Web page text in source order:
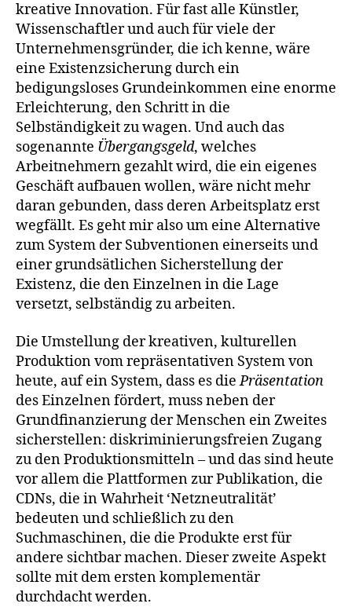
kreative Innovation. Für fast alle Künstler,
Wissenschaftler und auch für viele der
Unternehmensgründer, die ich kenne, wäre
eine Existenzsicherung durch ein
bedigungsloses Grundeinkommen eine enorme
Erleichterung, den Schritt in die
Selbständigkeit zu wagen. Und auch das
sogenannte Übergangsgeld, welches
Arbeitnehmern gezahlt wird, die ein eigenes
Geschäft aufbauen wollen, wäre nicht mehr
daran gebunden, dass deren Arbeitsplatz erst
wegfällt. Es geht mir also um eine Alternative
zum System der Subventionen einerseits und
einer grundsätlichen Sicherstellung der
Existenz, die den Einzelnen in die Lage
versetzt, selbständig zu arbeiten.
Die Umstellung der kreativen, kulturellen
Produktion vom repräsentativen System von
heute, auf ein System, dass es diePräsentation
des Einzelnen fördert, muss neben der
Grundfinanzierung der Menschen ein Zweites
sicherstellen: diskriminierungsfreien Zugang
zu den Produktionsmitteln – und das sind heute
vor allem die Plattformen zur Publikation, die
CDNs, die in Wahrheit ‘Netzneutralität’
bedeuten und schließlich zu den
Suchmaschinen, die die Produkte erst für
andere sichtbar machen. Dieser zweite Aspekt
sollte mit dem ersten komplementär
durchdacht werden.